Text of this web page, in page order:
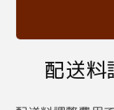
配送料